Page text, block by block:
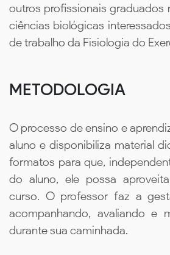
outros profissionais graduados
ciências biológicas
de trabalho da Fisiologia do
METODOLOGIA
O processo de ensino e
aluno e disponibiliza material
formatos para que,
do aluno, ele possa
curso. O professor faz a
acompanhando, avaliando e
durante sua caminhada.